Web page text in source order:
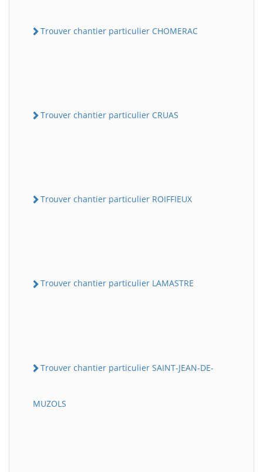
Trouver chantier particulier CHOMERAC
Trouver chantier particulier CRUAS
Trouver chantier particulier ROIFFIEUX
Trouver chantier particulier LAMASTRE
Trouver chantier particulier SAINT-JEAN-DE-
MUZOLS